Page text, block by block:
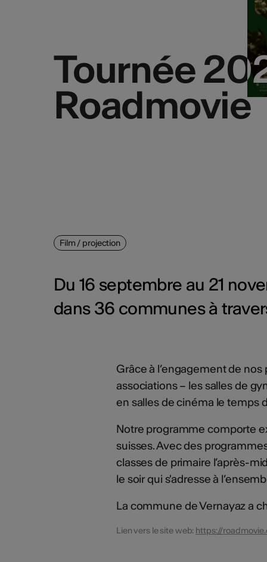
Tournée
Roadmovie
Tournée
Roadmovie
Film / projection
Du 16 septembre au 21
dans 36 communes à
Grâce à l’engagement de
associations – les salles de
en salles de cinéma le temps
Notre programme comporte
suisses. Avec des
classes de primaire l’après-
le soir qui s'adresse à
La commune de Vernayaz a
Lien vers le site web: https://